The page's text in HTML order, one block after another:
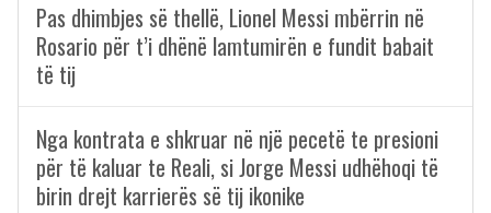
Pas dhimbjes së thellë, Lionel Messi mbërrin në
Rosario për t’i dhënë lamtumirën e fundit babait
të tij
Nga kontrata e shkruar në një pecetë te presioni
për të kaluar te Reali, si Jorge Messi udhëhoqi të
birin drejt karrierës së tij ikonike